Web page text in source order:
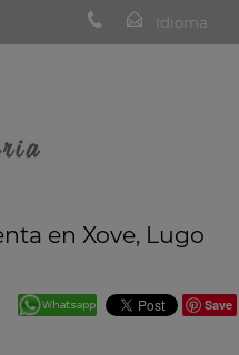
en Xove, Lugo
Save